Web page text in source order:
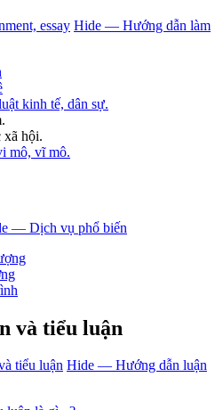
essay Hide — Hướng dẫn làm
kinh tế, dân sự.
xã hội.
mô, vĩ mô.
— Dịch vụ phổ biến
và tiểu luận
tiểu luận Hide — Hướng dẫn luận